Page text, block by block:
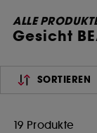
ALLE
Gesicht
SORTIEREN
19 Produkte